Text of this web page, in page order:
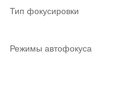
Тип фокусировки
Режимы автофокуса